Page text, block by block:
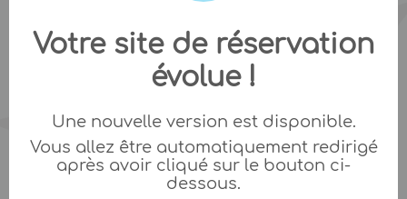
Votre site de réservation
évolue !
Une nouvelle version est disponible.
Vous allez être automatiquement redirigé
après avoir cliqué sur le bouton ci-
dessous.